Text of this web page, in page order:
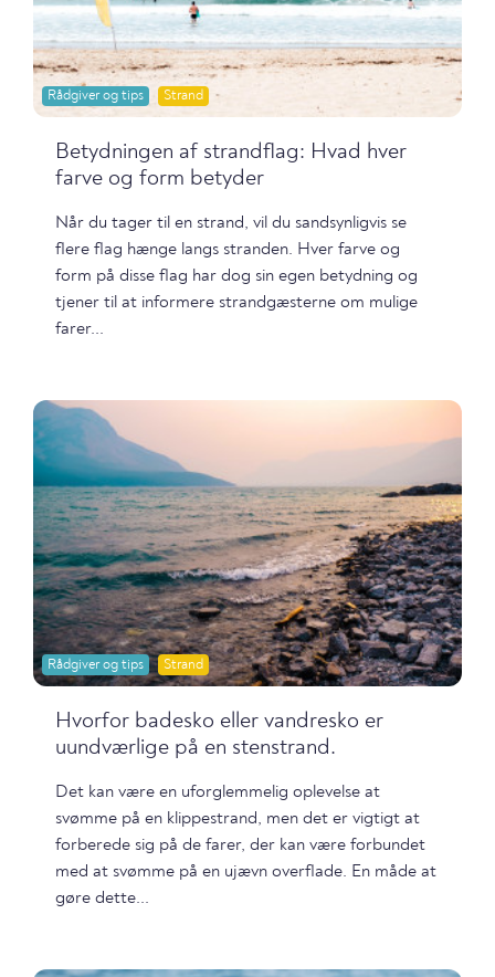
Rådgiver og tips Strand
Betydningen af strandflag: Hvad hver
farve og form betyder
Når du tager til en strand, vil du sandsynligvis se
flere flag hænge langs stranden. Hver farve og
form på disse flag har dog sin egen betydning og
tjener til at informere strandgæsterne om mulige
farer...
Rådgiver og tips Strand
Hvorfor badesko eller vandresko er
uundværlige på en stenstrand.
Det kan være en uforglemmelig oplevelse at
svømme på en klippestrand, men det er vigtigt at
forberede sig på de farer, der kan være forbundet
med at svømme på en ujævn overflade. En måde at
gøre dette...